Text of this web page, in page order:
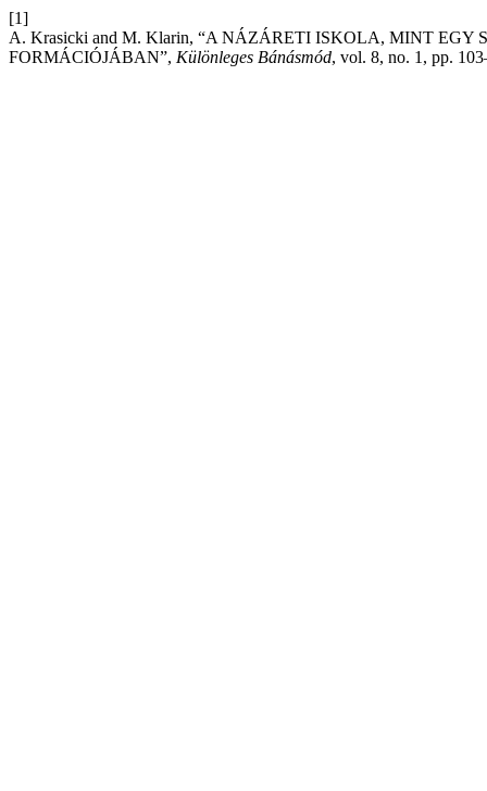
[1]
A. Krasicki and M. Klarin, “A NÁZÁRETI ISKOLA, MINT
FORMÁCIÓJÁBAN”, Különleges Bánásmód, vol. 8, no. 1, pp.